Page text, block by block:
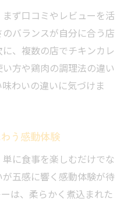
ず口コミやレビューを活
バランスが自分に合う店
、複数の店でチキンカレ
方や鶏肉の調理法の違い
わいの違いに気づけま
う感動体験
に食事を楽しむだけでな
五感に響く感動体験が待
は、柔らかく煮込まれた